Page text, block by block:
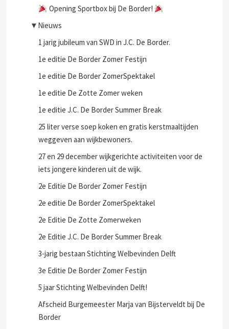
Opening Sportbox bij De Border!
▼ Nieuws
1 jarig jubileum van SWD in J.C. De Border.
1e editie De Border Zomer Festijn
1e editie De Border ZomerSpektakel
1e editie De Zotte Zomer weken
1e editie J.C. De Border Summer Break
25 liter verse soep koken en gratis kerstmaaltijden
weggeven aan wijkbewoners.
27 en 29 december wijkgerichte activiteiten voor de
iets jongere kinderen uit de wijk.
2e Editie De Border Zomer Festijn
2e editie De Border ZomerSpektakel
2e Editie De Zotte Zomerweken
2e Editie J.C. De Border Summer Break
3-jarig bestaan Stichting Welbevinden Delft
3e Editie De Border Zomer Festijn
5 jaar Stichting Welbevinden Delft!
Afscheid Burgemeester Marja van Bijsterveldt bij De
Border